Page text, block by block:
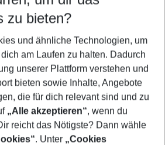
5-8 Nächte
Kinder
Filter anzeigen
zu bieten?
und ähnliche Technologien, um
am Laufen zu halten. Dadurch
unserer Plattform verstehen und
bieten sowie Inhalte, Angebote
die für dich relevant sind und zu
„Alle akzeptieren“, wenn du
reicht das Nötigste? Dann wähle
. Unter „Cookies